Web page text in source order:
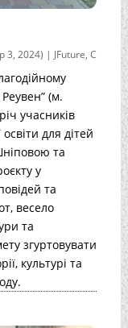
3, 2024) | JFuture,С
Реувен” (м.
учасників
для дітей
та
у
та
весело
та
згуртовувати
культурі та